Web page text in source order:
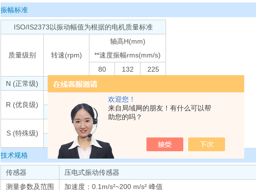
欢迎您！
来自局域网的朋友！有什么可以帮
助您的吗？
振幅标准
ISO/IS2373以振动幅值为根据的电机质量标准
质量级别 转速(rpm)
轴高H(mm)
**速度振幅rms(mm/s)
80
132
225
N (正常级)
600~3600 1.8
R (优良级)
0.71 1.12
1800~3600
1.12 1.8 2.8
S (特殊级)
600~1800 0.45
1800~3600
0.71
技术规格
传感器
压电式振动传感器
测量参数及范围
加速度：0.1m/s²~200 m/s² 峰值